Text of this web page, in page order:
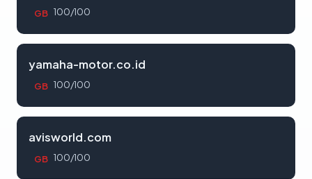
GB 100/100
yamaha-motor.co.id
GB 100/100
avisworld.com
GB 100/100